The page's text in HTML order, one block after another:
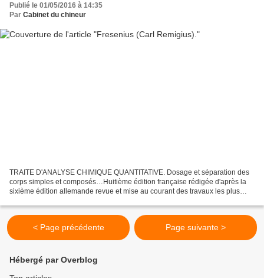
Publié le 01/05/2016 à 14:35
Par Cabinet du chineur
TRAITE D'ANALYSE CHIMIQUE QUANTITATIVE. Dosage et séparation des
corps simples et composés…Huitième édition française rédigée d'après la
sixième édition allemande revue et mise au courant des travaux les plus
< Page précédente Page suivante >
Hébergé par Overblog